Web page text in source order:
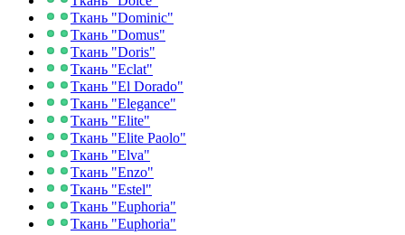
Ткань "Dominic"
Ткань "Domus"
Ткань "Doris"
Ткань "Eclat"
Ткань "El Dorado"
Ткань "Elegance"
Ткань "Elite"
Ткань "Elite Paolo"
Ткань "Elva"
Ткань "Enzo"
Ткань "Estel"
Ткань "Euphoria"
Ткань "Euphoria"